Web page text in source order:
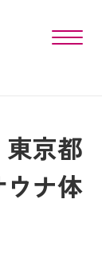
toggle
京都
ナ体